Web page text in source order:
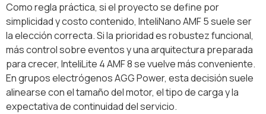
Como regla práctica, si el proyecto se define por
simplicidad y costo contenido, InteliNano AMF 5 suele ser
la elección correcta. Si la prioridad es robustez funcional,
más control sobre eventos y una arquitectura preparada
para crecer, InteliLite 4 AMF 8 se vuelve más conveniente.
En grupos electrógenos AGG Power, esta decisión suele
alinearse con el tamaño del motor, el tipo de carga y la
expectativa de continuidad del servicio.